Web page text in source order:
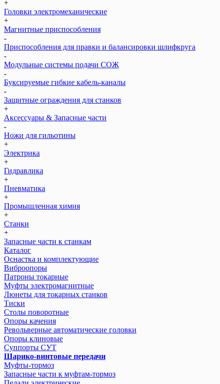
+
Головки электромеханические
+
Магнитные приспособления
-
Приспособления для правки и балансировки шлифкруга
-
Модульные системы подачи СОЖ
-
Буксируемые гибкие кабель-каналы
-
Защитные ограждения для станков
+
Аксессуары & Запасные части
-
Ножи для гильотины
+
Электрика
+
Гидравлика
+
Пневматика
+
Промышленная химия
+
Станки
+
Запасные части к станкам
Каталог
Оснастка и комплектующие
Виброопоры
Патроны токарные
Муфты электромагнитные
Люнеты для токарных станков
Тиски
Столы поворотные
Опоры качения
Револьверные автоматические головки
Опоры клиновые
Суппорты СУТ
Шарико-винтовые передачи
Муфты-тормоз
Запасные части к муфтам-тормоз